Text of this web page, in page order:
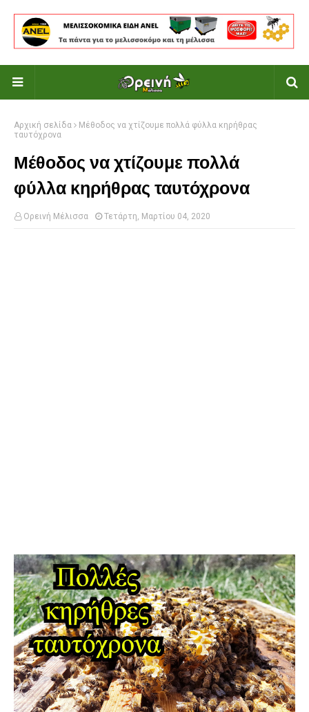
Αρχική σελίδα
Μέθοδος να χτίζουμε πολλά φύλλα κηρήθρας
ταυτόχρονα
Μέθοδος να χτίζουμε πολλά
φύλλα κηρήθρας ταυτόχρονα
Ορεινή Μέλισσα Τετάρτη, Μαρτίου 04, 2020